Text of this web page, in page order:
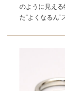
のように見え
た“よくなるん”